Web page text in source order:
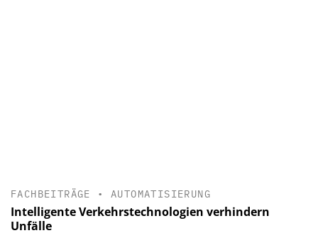
FACHBEITRÄGE •AUTOMATISIERUNG
Intelligente Verkehrstechnologien verhindern
Unfälle